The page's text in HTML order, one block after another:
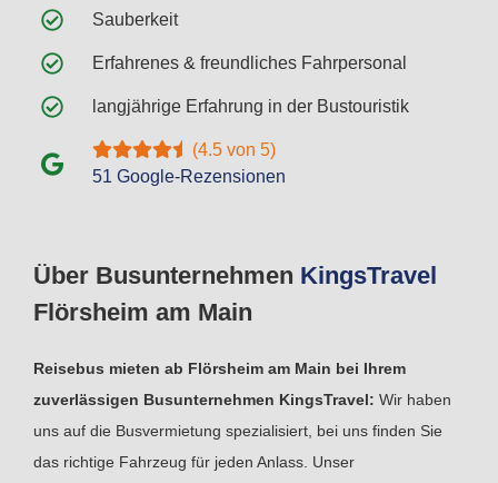
Über Busunternehmen KingsTravel
Flörsheim am Main
Reisebus mieten ab Flörsheim am Main bei Ihrem
zuverlässigen Busunternehmen KingsTravel: Wir haben
uns auf die Busvermietung spezialisiert, bei uns finden Sie
das richtige Fahrzeug für jeden Anlass. Unser
Sauberkeit
Erfahrenes & freundliches Fahrpersonal
langjährige Erfahrung in der Bustouristik
(4.5 von 5)
51 Google-Rezensionen